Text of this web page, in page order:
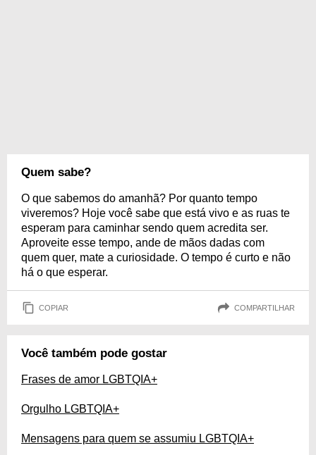
Quem sabe?
O que sabemos do amanhã? Por quanto tempo
viveremos? Hoje você sabe que está vivo e as ruas te
esperam para caminhar sendo quem acredita ser.
Aproveite esse tempo, ande de mãos dadas com
quem quer, mate a curiosidade. O tempo é curto e não
há o que esperar.
COPIAR COMPARTILHAR
Você também pode gostar
Frases de amor LGBTQIA+
Orgulho LGBTQIA+
Mensagens para quem se assumiu LGBTQIA+